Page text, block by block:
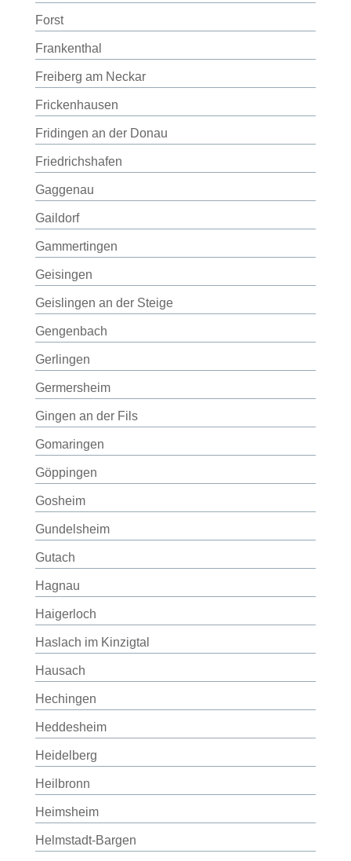
Forst
Frankenthal
Freiberg am Neckar
Frickenhausen
Fridingen an der Donau
Friedrichshafen
Gaggenau
Gaildorf
Gammertingen
Geisingen
Geislingen an der Steige
Gengenbach
Gerlingen
Germersheim
Gingen an der Fils
Gomaringen
Göppingen
Gosheim
Gundelsheim
Gutach
Hagnau
Haigerloch
Haslach im Kinzigtal
Hausach
Hechingen
Heddesheim
Heidelberg
Heilbronn
Heimsheim
Helmstadt-Bargen